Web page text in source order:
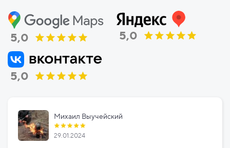
5,0 5,0
5,0
Михаил Выучейский
29.01.2024